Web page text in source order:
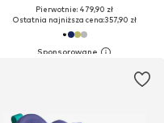
Pierwotnie: 479,90 zł
Ostatnia najniższa cena:357,90 zł